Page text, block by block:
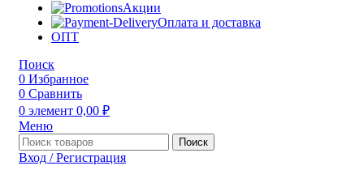
Акции
Оплата и доставка
ОПТ
Поиск
0 Избранное
0 Сравнить
0 элемент 0,00 ₽
Меню
Поиск
Вход / Регистрация